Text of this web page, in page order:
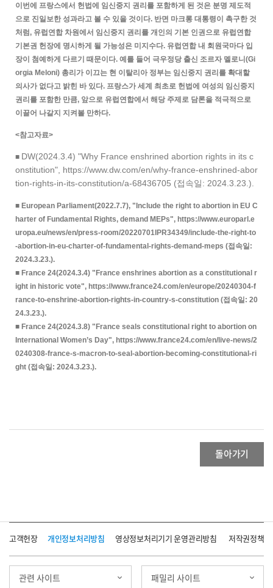
이번에 프랑스에서 헌법에 임신중지 권리를 포함하게 된 것은 분명 제도적
으로 진일보한 성과라고 볼 수 있을 것이다. 반면 마크롱 대통령이 촉구한 것
처럼, 유럽연합 차원에서 임신중지 권리를 개인의 기본 인권으로 유럽연합
기본권 헌장에 명시하게 될 가능성은 미지수다. 유럽연합 내 회원국마다 입
장이 첨예하게 다르기 때문이다. 예를 들어 극우정당 출신 조르자 멜로니(Gi
orgia Meloni) 총리가 이끄는 현 이탈리아 정부는 임신중지 권리를 확대할
의사가 없다고 밝힌 바 있다. 프랑스가 세계 최초로 헌법에 여성의 임신중지
권리를 포함한 만큼, 앞으로 유럽연합에서 해당 주제로 담론을 적극적으로
이끌어 나갈지 지켜볼 만하다.
<참고자료>
■ DW(2024.3.4) "Why France enshrined abortion rights in its c
onstitution", https://www.dw.com/en/why-france-enshrined-abor
tion-rights-in-its-constitution/a-68436705 (접속일: 2024.3.23.).
■ European Parliament(2022.7.7), "Include the right to abortion in EU C
harter of Fundamental Rights, demand MEPs", https://www.europarl.e
uropa.eu/news/en/press-room/20220701IPR34349/include-the-right-to
-abortion-in-eu-charter-of-fundamental-rights-demand-meps (접속일:
2024.3.23.).
■ France 24(2024.3.4) "France enshrines abortion as a constitutional r
ight in historic vote", https://www.france24.com/en/europe/20240304-f
rance-to-enshrine-abortion-rights-in-country-s-constitution (접속일: 20
24.3.23.).
■ France 24(2024.3.8) "France seals constitutional right to abortion on
International Women’s Day", https://www.france24.com/en/live-news/2
0240308-france-s-macron-to-seal-abortion-becoming-constitutional-ri
ght (접속일: 2024.3.23.).
돌아가기
고객헌장 개인정보처리방침 영상정보처리기기 운영관리방침 저작권정책
관련 사이트 패밀리 사이트